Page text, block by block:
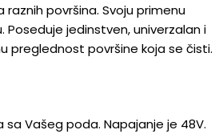
površina. Svoju primenu
jedinstven, univerzalan i
preglednost površine koja se čisti.
Vašeg poda. Napajanje je 48V.